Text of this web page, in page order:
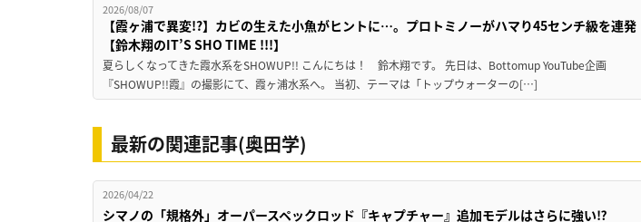
2026/08/07
【霞ヶ浦で異変!?】カビの生えた小魚がヒントに…。プロトミノーがハマり45センチ級を連発
【鈴木翔のIT’S SHO TIME !!!】
夏らしくなってきた霞水系をSHOWUP!! こんにちは！ 鈴木翔です。 先日は、Bottomup YouTube企画
『SHOWUP!!霞』の撮影にて、霞ヶ浦水系へ。 当初、テーマは「トップウォーターの[…]
最新の関連記事(奥田学)
2026/04/22
シマノの「規格外」オーパースペックロッド『キャプチャー』追加モデルはさらに強い⁉